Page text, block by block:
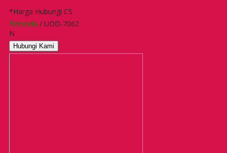
*Harga Hubungi CS
Tersedia / UOD-7062
N
Hubungi Kami